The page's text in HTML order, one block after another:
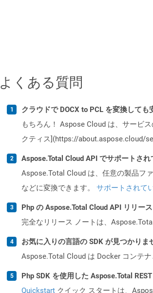
よくある質問
クラウドで DOCX to PCL を変換しても
もちろん！ Aspose Cloud は、サービ
クティス](https://about.aspose.cloud/
Aspose.Total Cloud API でサポートさ
Aspose.Total Cloud は、任意の製品フ
などに変換できます。 サポートされて
Php の Aspose.Total Cloud API リリー
完全なリリース ノートは、
お気に入りの言語の SDK が見つかり
Aspose.Total Cloud は Docker コンテ
Php SDK を使用した Aspose.Total
Quickstart クイック スタートは、